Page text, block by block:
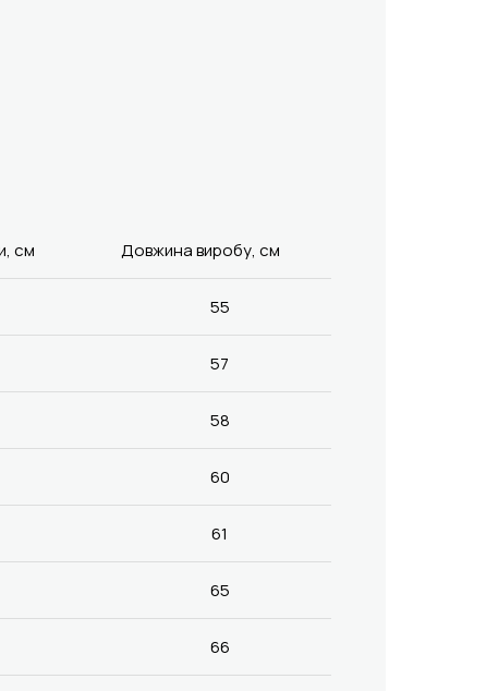
см Довжина виробу, см
55
57
58
60
61
65
66